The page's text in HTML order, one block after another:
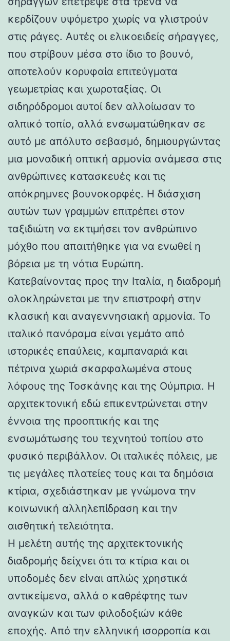
κερδίζουν υψόμετρο χωρίς να γλιστρούν
στις ράγες. Αυτές οι ελικοειδείς σήραγγες,
που στρίβουν μέσα στο ίδιο το βουνό,
αποτελούν κορυφαία επιτεύγματα
γεωμετρίας και χωροταξίας. Οι
σιδηρόδρομοι αυτοί δεν αλλοίωσαν το
αλπικό τοπίο, αλλά ενσωματώθηκαν σε
αυτό με απόλυτο σεβασμό, δημιουργώντας
μια μοναδική οπτική αρμονία ανάμεσα στις
ανθρώπινες κατασκευές και τις
απόκρημνες βουνοκορφές. Η διάσχιση
αυτών των γραμμών επιτρέπει στον
ταξιδιώτη να εκτιμήσει τον ανθρώπινο
μόχθο που απαιτήθηκε για να ενωθεί η
βόρεια με τη νότια Ευρώπη.
Κατεβαίνοντας προς την Ιταλία, η διαδρομή
ολοκληρώνεται με την επιστροφή στην
κλασική και αναγεννησιακή αρμονία. Το
ιταλικό πανόραμα είναι γεμάτο από
ιστορικές επαύλεις, καμπαναριά και
πέτρινα χωριά σκαρφαλωμένα στους
λόφους της Τοσκάνης και της Ούμπρια. Η
αρχιτεκτονική εδώ επικεντρώνεται στην
έννοια της προοπτικής και της
ενσωμάτωσης του τεχνητού τοπίου στο
φυσικό περιβάλλον. Οι ιταλικές πόλεις, με
τις μεγάλες πλατείες τους και τα δημόσια
κτίρια, σχεδιάστηκαν με γνώμονα την
κοινωνική αλληλεπίδραση και την
αισθητική τελειότητα.
Η μελέτη αυτής της αρχιτεκτονικής
διαδρομής δείχνει ότι τα κτίρια και οι
υποδομές δεν είναι απλώς χρηστικά
αντικείμενα, αλλά ο καθρέφτης των
αναγκών και των φιλοδοξιών κάθε
εποχής. Από την ελληνική ισορροπία και